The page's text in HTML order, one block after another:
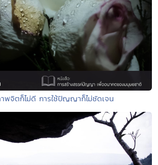
าพจิตก็ไม่ดี การใช้ปัญญาก็ไม่ชัดเจน